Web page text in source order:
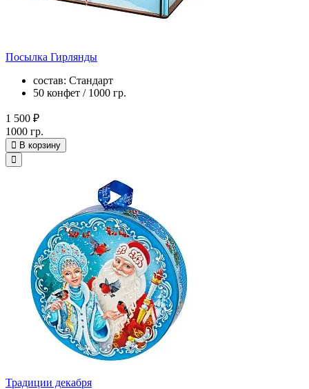
Посылка Гирлянды
состав: Стандарт
50 конфет / 1000 гр.
1 500 ₽
1000 гр.
В корзину
Традиции декабря